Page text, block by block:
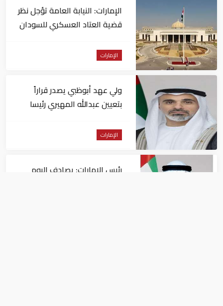
الإمارات: النيابة العامة تؤجل نظر
قضية العتاد العسكري للسودان
الإمارات
ولي عهد أبوظبي يصدر قراراً
بتعيين عبدالله المهيري رئيسا
الإمارات
رئيس الإمارات: يصادف اليوم